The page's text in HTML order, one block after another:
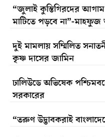
“জুলাই কুস্তিগিরদের
মাটিতে পড়বে না”-
দুই মামলায় সম্মিলিত
কৃষ্ণ দাসের জামিন
ঢালিউডে অভিষেক
সরকারের
“তরুণ উদ্ভাবকরাই